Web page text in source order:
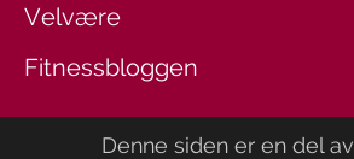
Velvære
Fitnessbloggen
Denne siden er en del av